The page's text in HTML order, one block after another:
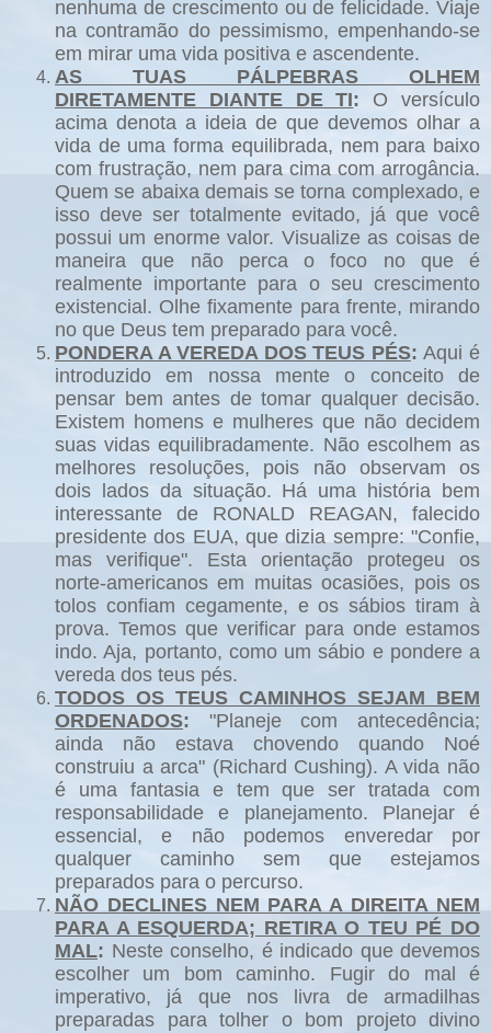
nenhuma de crescimento ou de felicidade. Viaje
na contramão do pessimismo, empenhando-se
em mirar uma vida positiva e ascendente.
AS TUAS PÁLPEBRAS OLHEM
DIRETAMENTE DIANTE DE TI: O versículo
acima denota a ideia de que devemos olhar a
vida de uma forma equilibrada, nem para baixo
com frustração, nem para cima com arrogância.
Quem se abaixa demais se torna complexado, e
isso deve ser totalmente evitado, já que você
possui um enorme valor. Visualize as coisas de
maneira que não perca o foco no que é
realmente importante para o seu crescimento
existencial. Olhe fixamente para frente, mirando
no que Deus tem preparado para você.
PONDERA A VEREDA DOS TEUS PÉS:Aqui é
introduzido em nossa mente o conceito de
pensar bem antes de tomar qualquer decisão.
Existem homens e mulheres que não decidem
suas vidas equilibradamente. Não escolhem as
melhores resoluções, pois não observam os
dois lados da situação. Há uma história bem
interessante de RONALD REAGAN, falecido
presidente dos EUA, que dizia sempre: "Confie,
mas verifique". Esta orientação protegeu os
norte-americanos em muitas ocasiões, pois os
tolos confiam cegamente, e os sábios tiram à
prova. Temos que verificar para onde estamos
indo. Aja, portanto, como um sábio e pondere a
vereda dos teus pés.
TODOS OS TEUS CAMINHOS SEJAM BEM
ORDENADOS: "Planeje com antecedência;
ainda não estava chovendo quando Noé
construiu a arca" (Richard Cushing). A vida não
é uma fantasia e tem que ser tratada com
responsabilidade e planejamento. Planejar é
essencial, e não podemos enveredar por
qualquer caminho sem que estejamos
preparados para o percurso.
NÃO DECLINES NEM PARA A DIREITA NEM
PARA A ESQUERDA; RETIRA O TEU PÉ DO
MAL: Neste conselho, é indicado que devemos
escolher um bom caminho. Fugir do mal é
imperativo, já que nos livra de armadilhas
preparadas para tolher o bom projeto divino